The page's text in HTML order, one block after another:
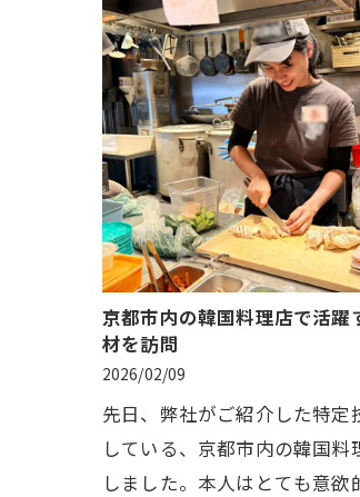
京都市内の韓国料理店で活躍
材を訪問
2026/02/09
先日、弊社がご紹介した特定
している、京都市内の韓国料
しました。本人はとても意欲